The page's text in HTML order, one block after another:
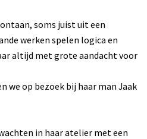
soms juist uit een
werken spelen logica en
altijd met grote aandacht voor
we op bezoek bij haar man Jaak
in haar atelier met een